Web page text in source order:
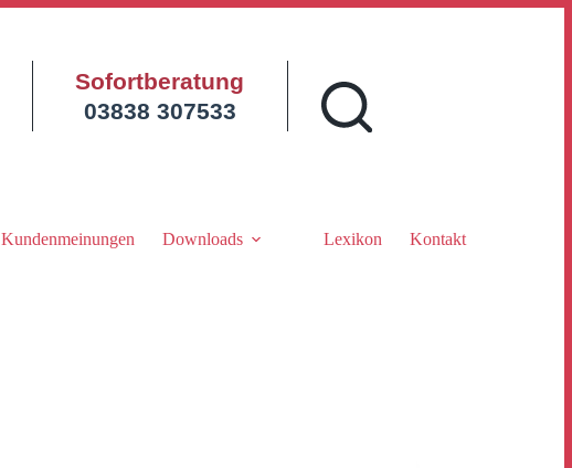
Sofortberatung
03838 307533
Kundenmeinungen Downloads Lexikon Kontakt